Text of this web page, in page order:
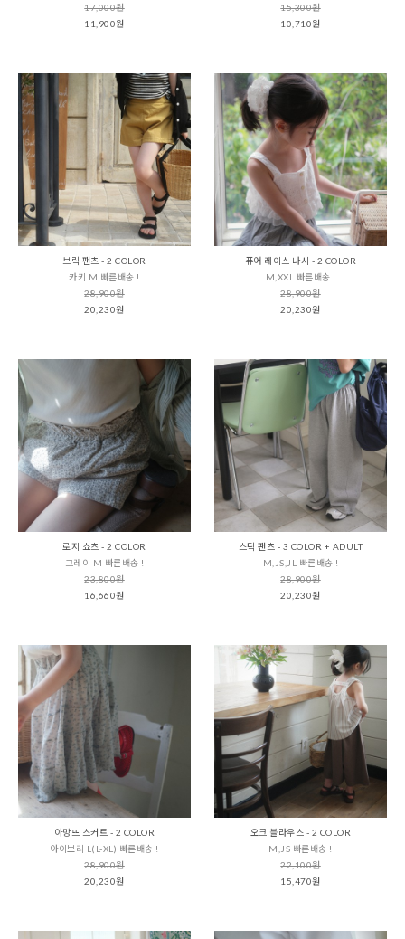
17,000원
11,900원
15,300원
10,710원
브릭 팬츠 - 2 COLOR
카키 M 빠른배송 !
28,900원
20,230원
퓨어 레이스 나시 - 2 COLOR
M,XXL 빠른배송 !
28,900원
20,230원
로지 쇼츠 - 2 COLOR
그레이 M 빠른배송 !
23,800원
16,660원
스틱 팬츠 - 3 COLOR + ADULT
M,JS,JL 빠른배송 !
28,900원
20,230원
아망뜨 스커트 - 2 COLOR
아이보리 L(L-XL) 빠른배송 !
28,900원
20,230원
오크 블라우스 - 2 COLOR
M,JS 빠른배송 !
22,100원
15,470원